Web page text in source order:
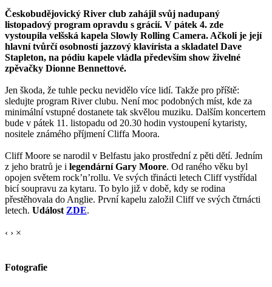
Českobudějovický River club zahájil svůj nadupaný
listopadový program opravdu s grácií. V pátek 4. zde
vystoupila velšská kapela Slowly Rolling Camera. Ačkoli je její
hlavní tvůrčí osobností jazzový klavírista a skladatel Dave
Stapleton, na pódiu kapele vládla především show živelné
zpěvačky Dionne Bennettové.
Jen škoda, že tuhle pecku nevidělo více lidí. Takže pro příště:
sledujte program River clubu. Není moc podobných míst, kde za
minimální vstupné dostanete tak skvělou muziku. Dalším koncertem
bude v pátek 11. listopadu od 20.30 hodin vystoupení kytaristy,
nositele známého příjmení Cliffa Moora.
Cliff Moore se narodil v Belfastu jako prostřední z pěti dětí. Jedním
z jeho bratrů je i legendární Gary Moore. Od raného věku byl
opojen světem rock’n’rollu. Ve svých třinácti letech Cliff vystřídal
bicí soupravu za kytaru. To bylo již v době, kdy se rodina
přestěhovala do Anglie. První kapelu založil Cliff ve svých čtrnácti
letech. Událost ZDE.
‹ › ×
Fotografie